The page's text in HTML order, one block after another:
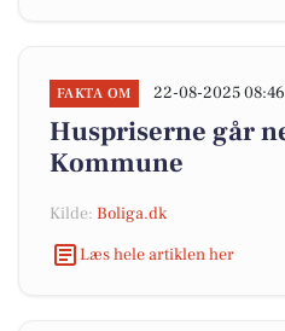
FAKTA OM 22-08-2025 08:46
Huspriserne går
Kommune
Kilde: Boliga.dk
Læs hele artiklen her